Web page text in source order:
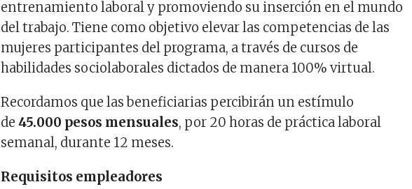
entrenamiento laboral y promoviendo su inserción en el mundo
del trabajo. Tiene como objetivo elevar las competencias de las
mujeres participantes del programa, a través de cursos de
habilidades sociolaborales dictados de manera 100% virtual.
Recordamos que las beneficiarias percibirán un estímulo
de45.000 pesos mensuales, por 20 horas de práctica laboral
semanal, durante 12 meses.
Requisitos empleadores